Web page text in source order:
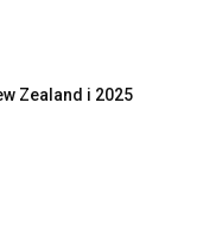
Zealand i 2025